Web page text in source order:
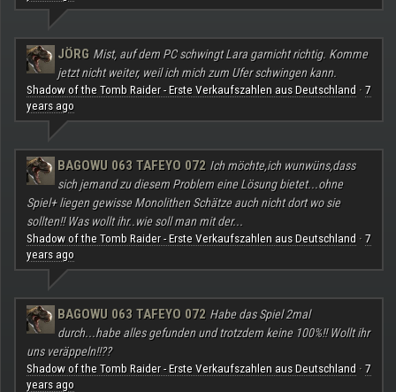
JÖRG Mist, auf dem PC schwingt Lara garnicht richtig. Komme
jetzt nicht weiter, weil ich mich zum Ufer schwingen kann.
Shadow of the Tomb Raider - Erste Verkaufszahlen aus Deutschland · 7
years ago
BAGOWU 063 TAFEYO 072 Ich möchte,ich wunwüns,dass
sich jemand zu diesem Problem eine Lösung bietet...ohne
Spiel+ liegen gewisse Monolithen Schätze auch nicht dort wo sie
sollten!! Was wollt ihr..wie soll man mit der...
Shadow of the Tomb Raider - Erste Verkaufszahlen aus Deutschland · 7
years ago
BAGOWU 063 TAFEYO 072 Habe das Spiel 2mal
durch...habe alles gefunden und trotzdem keine 100%!! Wollt ihr
uns veräppeln!!??
Shadow of the Tomb Raider - Erste Verkaufszahlen aus Deutschland · 7
years ago